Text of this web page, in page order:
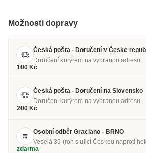
Možnosti dopravy
Česká pošta - Doručení v Česke
Doručení kurýrem na vybranou adresu
100 Kč
Česká pošta - Doručení na Slovensko
Doručení kurýrem na vybranou adresu
200 Kč
Osobní odběr Graciano - BRNO
Veselá 39 (roh s ulicí Českou naproti
zdarma